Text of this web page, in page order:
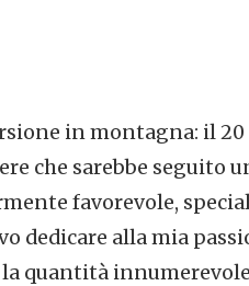
in montagna: il
che sarebbe seguito
favorevole,
dedicare alla mia
la quantità